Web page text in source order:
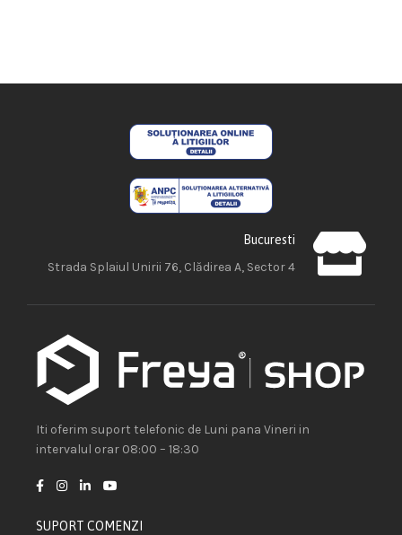
Bucuresti
Strada Splaiul Unirii 76, Clădirea A, Sector 4
Iti oferim suport telefonic de Luni pana Vineri in
intervalul orar 08:00 – 18:30
SUPORT COMENZI